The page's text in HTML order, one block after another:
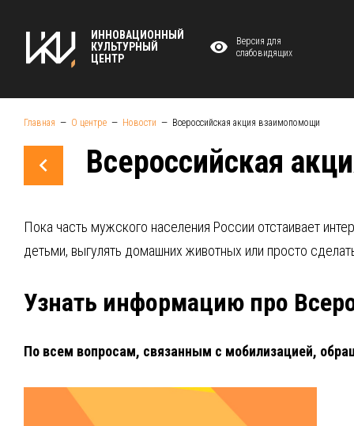
ИННОВАЦИОННЫЙ
КУЛЬТУРНЫЙ
ЦЕНТР
Версия для
слабовидящих
Главная О центре Новости Всероссийская акция взаимопомощи
Всероссийская
Пока часть мужского населения России отстаивает
детьми, выгулять домашних животных или просто
Узнать информацию про
По всем вопросам, связанным с мобилизацией,